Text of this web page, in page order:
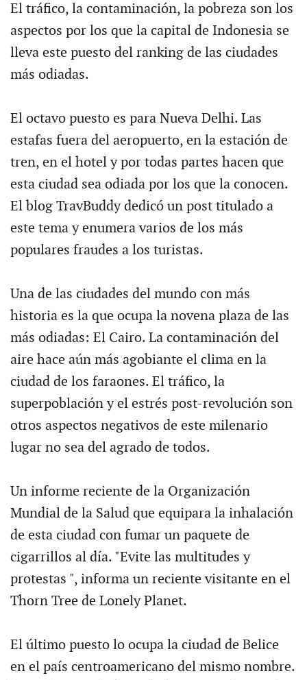
El tráfico, la contaminación, la pobreza son los
aspectos por los que la capital de Indonesia se
lleva este puesto del ranking de las ciudades
más odiadas.
El octavo puesto es para Nueva Delhi. Las
estafas fuera del aeropuerto, en la estación de
tren, en el hotel y por todas partes hacen que
esta ciudad sea odiada por los que la conocen.
El blog TravBuddy dedicó un post titulado a
este tema y enumera varios de los más
populares fraudes a los turistas.
Una de las ciudades del mundo con más
historia es la que ocupa la novena plaza de las
más odiadas: El Cairo. La contaminación del
aire hace aún más agobiante el clima en la
ciudad de los faraones. El tráfico, la
superpoblación y el estrés post-revolución son
otros aspectos negativos de este milenario
lugar no sea del agrado de todos.
Un informe reciente de la Organización
Mundial de la Salud que equipara la inhalación
de esta ciudad con fumar un paquete de
cigarrillos al día. "Evite las multitudes y
protestas ", informa un reciente visitante en el
Thorn Tree de Lonely Planet.
El último puesto lo ocupa la ciudad de Belice
en el país centroamericano del mismo nombre.